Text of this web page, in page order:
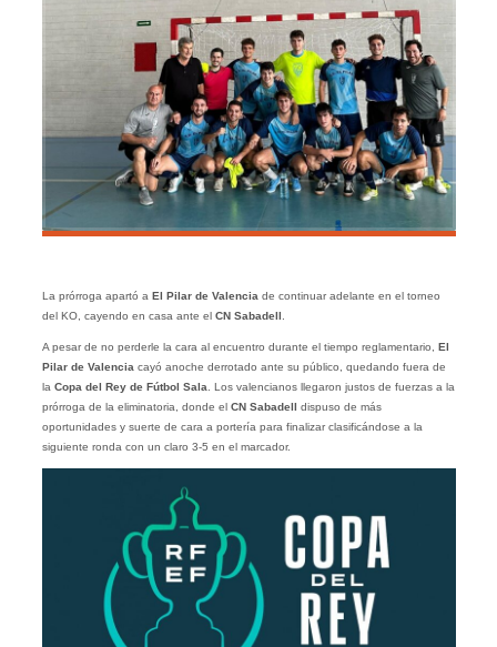
La prórroga apartó a El Pilar de Valenciade continuar adelante en el torneo
del KO, cayendo en casa ante el CN Sabadell.
A pesar de no perderle la cara al encuentro durante el tiempo reglamentario, El
Pilar de Valenciacayó anoche derrotado ante su público, quedando fuera de
la Copa del Rey de Fútbol Sala. Los valencianos llegaron justos de fuerzas a la
prórroga de la eliminatoria, donde el CN Sabadell dispuso de más
oportunidades y suerte de cara a portería para finalizar clasificándose a la
siguiente ronda con un claro 3-5 en el marcador.